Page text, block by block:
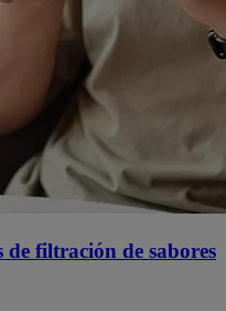
de filtración de sabores